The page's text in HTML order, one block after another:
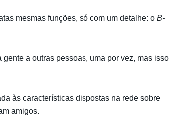
mesmas funções, só com um detalhe: o B-
a outras pessoas, uma por vez, mas isso
às características dispostas na rede sobre
amigos.